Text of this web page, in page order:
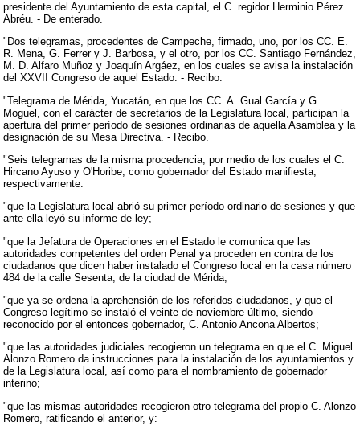
presidente del Ayuntamiento de esta capital, el C. regidor Herminio Pérez
Abréu. - De enterado.
"Dos telegramas, procedentes de Campeche, firmado, uno, por los CC. E.
R. Mena, G. Ferrer y J. Barbosa, y el otro, por los CC. Santiago Fernández,
M. D. Alfaro Muñoz y Joaquín Argáez, en los cuales se avisa la instalación
del XXVII Congreso de aquel Estado. - Recibo.
"Telegrama de Mérida, Yucatán, en que los CC. A. Gual García y G.
Moguel, con el carácter de secretarios de la Legislatura local, participan la
apertura del primer período de sesiones ordinarias de aquella Asamblea y la
designación de su Mesa Directiva. - Recibo.
"Seis telegramas de la misma procedencia, por medio de los cuales el C.
Hircano Ayuso y O'Horibe, como gobernador del Estado manifiesta,
respectivamente:
"que la Legislatura local abrió su primer período ordinario de sesiones y que
ante ella leyó su informe de ley;
"que la Jefatura de Operaciones en el Estado le comunica que las
autoridades competentes del orden Penal ya proceden en contra de los
ciudadanos que dicen haber instalado el Congreso local en la casa número
484 de la calle Sesenta, de la ciudad de Mérida;
"que ya se ordena la aprehensión de los referidos ciudadanos, y que el
Congreso legítimo se instaló el veinte de noviembre último, siendo
reconocido por el entonces gobernador, C. Antonio Ancona Albertos;
"que las autoridades judiciales recogieron un telegrama en que el C. Miguel
Alonzo Romero da instrucciones para la instalación de los ayuntamientos y
de la Legislatura local, así como para el nombramiento de gobernador
interino;
"que las mismas autoridades recogieron otro telegrama del propio C. Alonzo
Romero, ratificando el anterior, y: